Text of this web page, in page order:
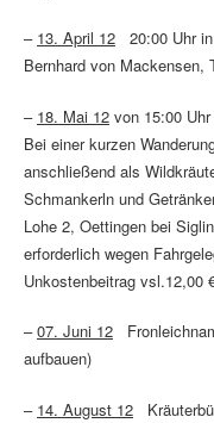
– 13. April 1220:00 Uhr in
Bernhard von Mackensen,
– 18. Mai 12von 15:00 Uhr
Bei einer kurzen
anschließend als
Schmankerln und
Lohe 2, Oettingen bei
erforderlich wegen
Unkostenbeitrag vsl.12,00
–07. Juni 12
aufbauen)
– 14. August 12